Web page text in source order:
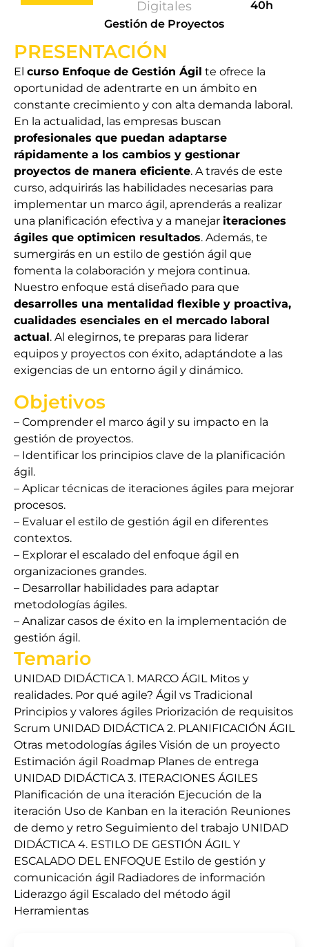
Digitales
Gestión de Proyectos
40h
PRESENTACIÓN
El curso Enfoque de Gestión Ágil te ofrece la
oportunidad de adentrarte en un ámbito en
constante crecimiento y con alta demanda laboral.
En la actualidad, las empresas buscan
profesionales que puedan adaptarse
rápidamente a los cambios y gestionar
proyectos de manera eficiente. A través de este
curso, adquirirás las habilidades necesarias para
implementar un marco ágil, aprenderás a realizar
una planificación efectiva y a manejar iteraciones
ágiles que optimicen resultados. Además, te
sumergirás en un estilo de gestión ágil que
fomenta la colaboración y mejora continua.
Nuestro enfoque está diseñado para que
desarrolles una mentalidad flexible y proactiva,
cualidades esenciales en el mercado laboral
actual. Al elegirnos, te preparas para liderar
equipos y proyectos con éxito, adaptándote a las
exigencias de un entorno ágil y dinámico.
Objetivos
– Comprender el marco ágil y su impacto en la
gestión de proyectos.
– Identificar los principios clave de la planificación
ágil.
– Aplicar técnicas de iteraciones ágiles para mejorar
procesos.
– Evaluar el estilo de gestión ágil en diferentes
contextos.
– Explorar el escalado del enfoque ágil en
organizaciones grandes.
– Desarrollar habilidades para adaptar
metodologías ágiles.
– Analizar casos de éxito en la implementación de
gestión ágil.
Temario
UNIDAD DIDÁCTICA 1. MARCO ÁGIL Mitos y
realidades. Por qué agile? Ágil vs Tradicional
Principios y valores ágiles Priorización de requisitos
Scrum UNIDAD DIDÁCTICA 2. PLANIFICACIÓN ÁGIL
Otras metodologías ágiles Visión de un proyecto
Estimación ágil Roadmap Planes de entrega
UNIDAD DIDÁCTICA 3. ITERACIONES ÁGILES
Planificación de una iteración Ejecución de la
iteración Uso de Kanban en la iteración Reuniones
de demo y retro Seguimiento del trabajo UNIDAD
DIDÁCTICA 4. ESTILO DE GESTIÓN ÁGIL Y
ESCALADO DEL ENFOQUE Estilo de gestión y
comunicación ágil Radiadores de información
Liderazgo ágil Escalado del método ágil
Herramientas